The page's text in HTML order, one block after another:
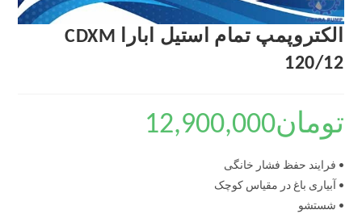
الکتروپمپ تمام استیل ابارا CDXM
120/12
تومان12,900,000
• فرایند حفظ فشار خانگی
• آبیاری باغ در مقیاس کوچک
• شستشو